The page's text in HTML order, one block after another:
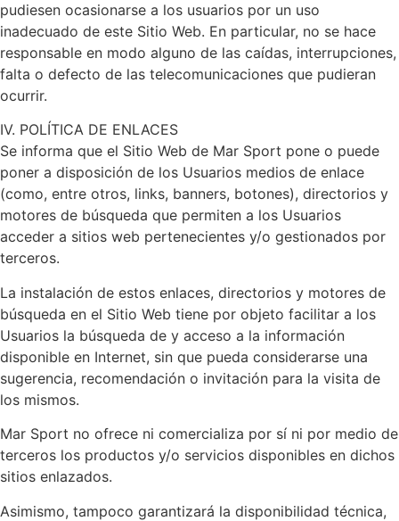
pudiesen ocasionarse a los usuarios por un uso
inadecuado de este Sitio Web. En particular, no se hace
responsable en modo alguno de las caídas, interrupciones,
falta o defecto de las telecomunicaciones que pudieran
ocurrir.
IV. POLÍTICA DE ENLACES
Se informa que el Sitio Web de Mar Sport pone o puede
poner a disposición de los Usuarios medios de enlace
(como, entre otros, links, banners, botones), directorios y
motores de búsqueda que permiten a los Usuarios
acceder a sitios web pertenecientes y/o gestionados por
terceros.
La instalación de estos enlaces, directorios y motores de
búsqueda en el Sitio Web tiene por objeto facilitar a los
Usuarios la búsqueda de y acceso a la información
disponible en Internet, sin que pueda considerarse una
sugerencia, recomendación o invitación para la visita de
los mismos.
Mar Sport no ofrece ni comercializa por sí ni por medio de
terceros los productos y/o servicios disponibles en dichos
sitios enlazados.
Asimismo, tampoco garantizará la disponibilidad técnica,